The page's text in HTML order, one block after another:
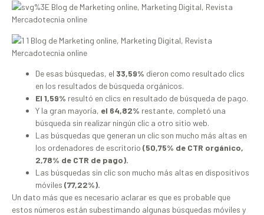
De esas búsquedas, el 33,59% dieron como resultado clics
en los resultados de búsqueda orgánicos.
El 1,59% resultó en clics en resultado de búsqueda de pago.
Y la gran mayoría, el 64,82% restante, completó una
búsqueda sin realizar ningún clic a otro sitio web.
Las búsquedas que generan un clic son mucho más altas en
los ordenadores de escritorio (50,75% de CTR orgánico,
2,78% de CTR de pago).
Las búsquedas sin clic son mucho más altas en dispositivos
móviles (77,22%).
Un dato más que es necesario aclarar es que es probable que
estos números están subestimando algunas búsquedas móviles y